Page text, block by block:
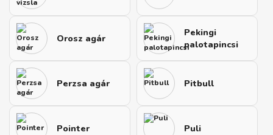
Orosz agár
Pekingi
palotapincsi
Perzsa agár Pitbull
Pointer Puli